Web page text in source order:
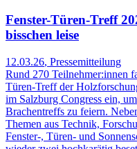
Fenster-Türen-Treff
bisschen leise
12.03.26, Pressemitteilung
Rund 270 Teilnehmer:innen
Türen-Treff der
im Salzburg Congress ein,
Brachentreffs zu feiern.
Themen aus Technik,
Fenster-, Türen- und